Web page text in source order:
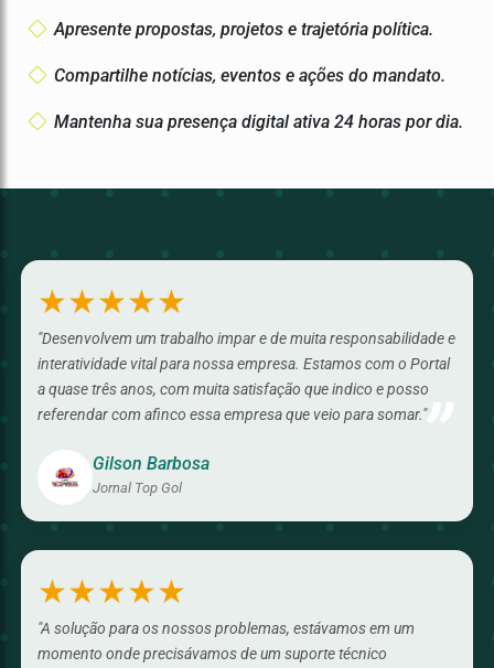
Apresente propostas, projetos e trajetória política.
Compartilhe notícias, eventos e ações do mandato.
Mantenha sua presença digital ativa 24 horas por dia.
★★★★★
"Desenvolvem um trabalho impar e de muita responsabilidade e
interatividade vital para nossa empresa. Estamos com o Portal
a quase três anos, com muita satisfação que indico e posso
referendar com afinco essa empresa que veio para somar."
Gilson Barbosa
Jornal Top Gol ”
★★★★★
"A solução para os nossos problemas, estávamos em um
momento onde precisávamos de um suporte técnico